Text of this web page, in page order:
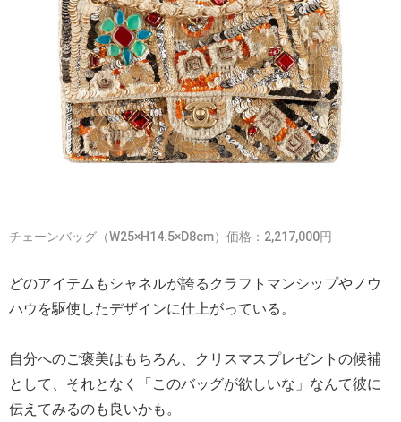
チェーンバッグ（W25×H14.5×D8cm）価格：2,217,000円
どのアイテムもシャネルが誇るクラフトマンシップやノウ
ハウを駆使したデザインに仕上がっている。
自分へのご褒美はもちろん、クリスマスプレゼントの候補
として、それとなく「このバッグが欲しいな」なんて彼に
伝えてみるのも良いかも。